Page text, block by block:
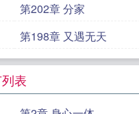
第202章 分家
第198章 又遇无天
表